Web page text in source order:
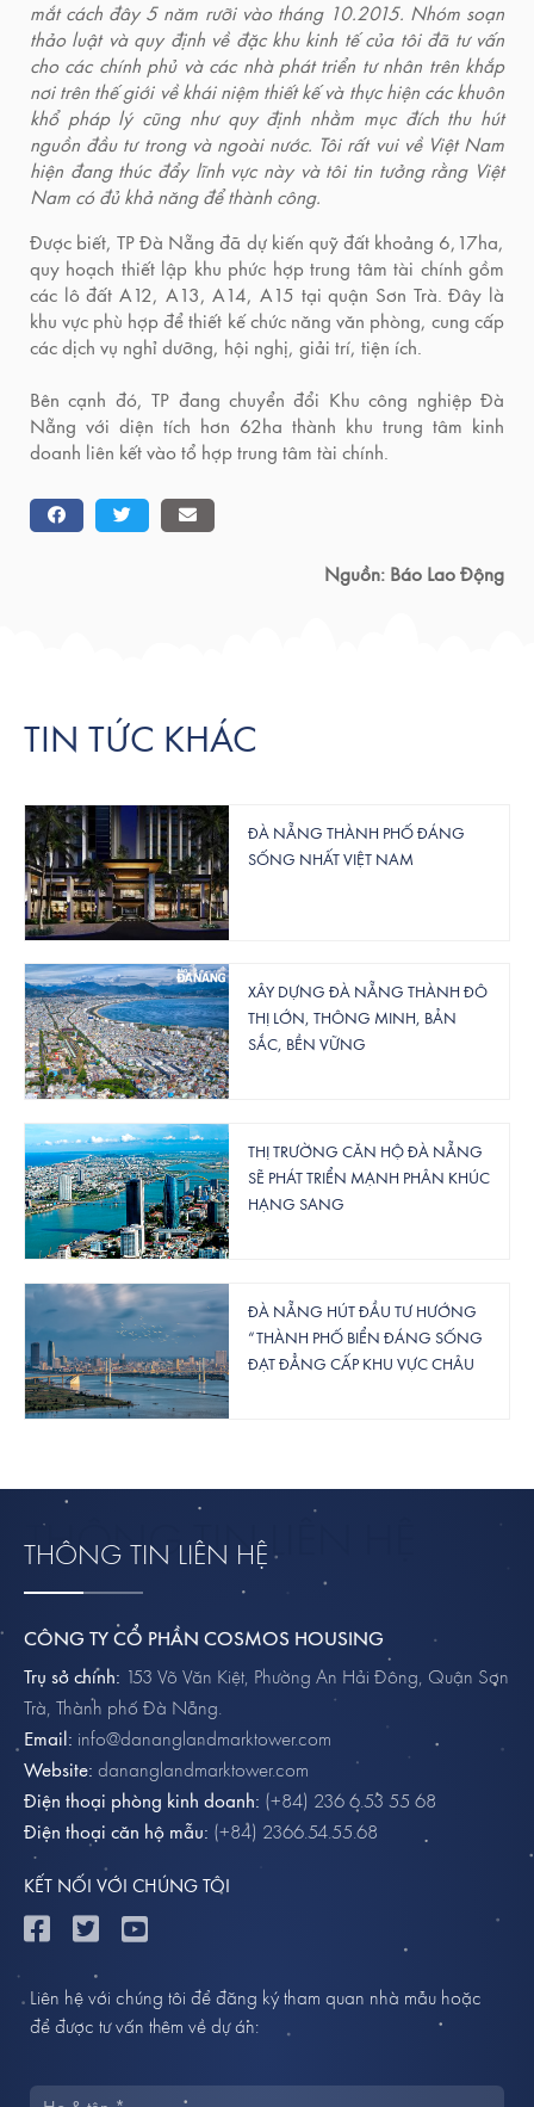
mắt cách đây 5 năm rưỡi vào tháng 10.2015. Nhóm soạn
thảo luật và quy định về đặc khu kinh tế của tôi đã tư vấn
cho các chính phủ và các nhà phát triển tư nhân trên khắp
nơi trên thế giới về khái niệm thiết kế và thực hiện các khuôn
khổ pháp lý cũng như quy định nhằm mục đích thu hút
nguồn đầu tư trong và ngoài nước. Tôi rất vui về Việt Nam
hiện đang thúc đẩy lĩnh vực này và tôi tin tưởng rằng Việt
Nam có đủ khả năng để thành công.
Được biết, TP Đà Nẵng đã dự kiến quỹ đất khoảng 6,17ha,
quy hoạch thiết lập khu phức hợp trung tâm tài chính gồm
các lô đất A12, A13, A14, A15 tại quận Sơn Trà. Đây là
khu vực phù hợp để thiết kế chức năng văn phòng, cung cấp
các dịch vụ nghỉ dưỡng, hội nghị, giải trí, tiện ích.
Bên cạnh đó, TP đang chuyển đổi Khu công nghiệp Đà
Nẵng với diện tích hơn 62ha thành khu trung tâm kinh
doanh liên kết vào tổ hợp trung tâm tài chính.
Nguồn: Báo Lao Động
TIN TỨC KHÁC
ĐÀ NẴNG THÀNH PHỐ ĐÁNG
SỐNG NHẤT VIỆT NAM
XÂY DỰNG ĐÀ NẴNG THÀNH ĐÔ
THỊ LỚN, THÔNG MINH, BẢN
SẮC, BỀN VỮNG
THỊ TRƯỜNG CĂN HỘ ĐÀ NẴNG
SẼ PHÁT TRIỂN MẠNH PHÂN KHÚC
HẠNG SANG
ĐÀ NẴNG HÚT ĐẦU TƯ HƯỚNG
“THÀNH PHỐ BIỂN ĐÁNG SỐNG
ĐẠT ĐẲNG CẤP KHU VỰC CHÂU
THÔNG TIN LIÊN HỆ
CÔNG TY CỔ PHẦN COSMOS HOUSING
Trụ sở chính: 153 Võ Văn Kiệt, Phường An Hải Đông, Quận Sơn
Trà, Thành phố Đà Nẵng.
Email: info@dananglandmarktower.com
Website: dananglandmarktower.com
Điện thoại phòng kinh doanh: (+84) 236 6.53 55 68
Điện thoại căn hộ mẫu: (+84) 2366.54.55.68
KẾT NỐI VỚI CHÚNG TÔI
Liên hệ với chúng tôi để đăng ký tham quan nhà mẫu hoặc
để được tư vấn thêm về dự án: